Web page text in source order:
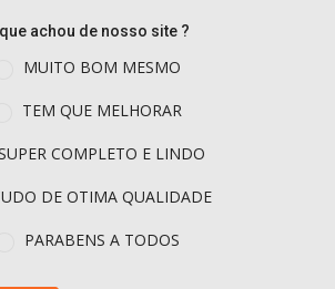
achou de nosso site ?
MUITO BOM MESMO
TEM QUE MELHORAR
COMPLETO E LINDO
DE OTIMA QUALIDADE
PARABENS A TODOS